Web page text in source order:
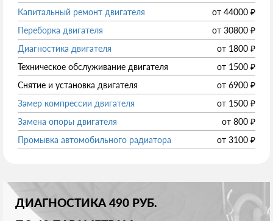
Капитальный ремонт двигателя
от 44000 ₽
Переборка двигателя
от 30800 ₽
Диагностика двигателя
от 1800 ₽
Техническое обслуживание двигателя
от 1500 ₽
Снятие и установка двигателя
от 6900 ₽
Замер компрессии двигателя
от 1500 ₽
Замена опоры двигателя
от 800 ₽
Промывка автомобильного радиатора
от 3100 ₽
ДИАГНОСТИКА 490 РУБ.